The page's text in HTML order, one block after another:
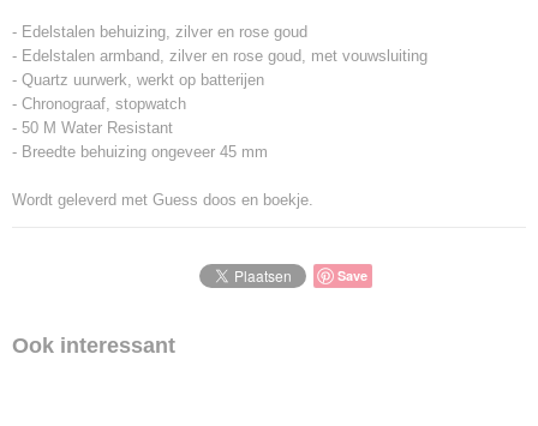
- Edelstalen behuizing, zilver en rose goud
- Edelstalen armband, zilver en rose goud, met vouwsluiting
- Quartz uurwerk, werkt op batterijen
- Chronograaf, stopwatch
- 50 M Water Resistant
- Breedte behuizing ongeveer 45 mm
Wordt geleverd met Guess doos en boekje.
Save
Ook interessant